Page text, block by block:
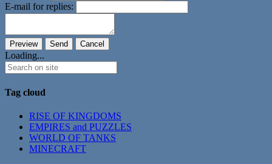
E-mail for replies:
Loading...
Tag cloud
RISE OF KINGDOMS
EMPIRES and PUZZLES
WORLD OF TANKS
MINECRAFT